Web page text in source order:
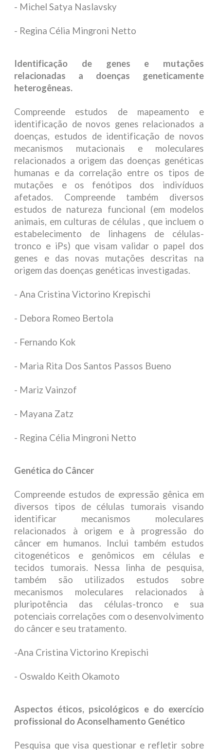
- Michel Satya Naslavsky
- Regina Célia Mingroni Netto
Identificação de genes e mutações
relacionadas a doenças geneticamente
heterogêneas.
Compreende estudos de mapeamento e
identificação de novos genes relacionados a
doenças, estudos de identificação de novos
mecanismos mutacionais e moleculares
relacionados a origem das doenças genéticas
humanas e da correlação entre os tipos de
mutações e os fenótipos dos indivíduos
afetados. Compreende também diversos
estudos de natureza funcional (em modelos
animais, em culturas de células , que incluem o
estabelecimento de linhagens de células-
tronco e iPs) que visam validar o papel dos
genes e das novas mutações descritas na
origem das doenças genéticas investigadas.
- Ana Cristina Victorino Krepischi
- Debora Romeo Bertola
- Fernando Kok
- Maria Rita Dos Santos Passos Bueno
- Mariz Vainzof
- Mayana Zatz
- Regina Célia Mingroni Netto
Genética do Câncer
Compreende estudos de expressão gênica em
diversos tipos de células tumorais visando
identificar mecanismos moleculares
relacionados à origem e à progressão do
câncer em humanos. Inclui também estudos
citogenéticos e genômicos em células e
tecidos tumorais. Nessa linha de pesquisa,
também são utilizados estudos sobre
mecanismos moleculares relacionados à
pluripotência das células-tronco e sua
potenciais correlações com o desenvolvimento
do câncer e seu tratamento.
-Ana Cristina Victorino Krepischi
- Oswaldo Keith Okamoto
Aspectos éticos, psicológicos e do exercício
profissional do Aconselhamento Genético
Pesquisa que visa questionar e refletir sobre